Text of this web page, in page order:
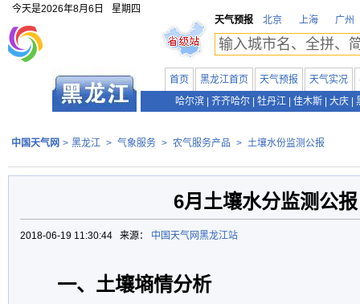
今天是2026年8月6日
星期四
天气预报
北京 上海 广州
首页 黑龙江首页 天气预报 天气实况
哈尔滨
齐齐哈尔 牡丹江 佳木斯 大庆
中国天气网 > 黑龙江 > 气象服务 > 农气服务产品 > 土壤水份监测公报
6月土壤水分监测公报
2018-06-19 11:30:44 来源： 中国天气网黑龙江站
一、土壤墒情分析